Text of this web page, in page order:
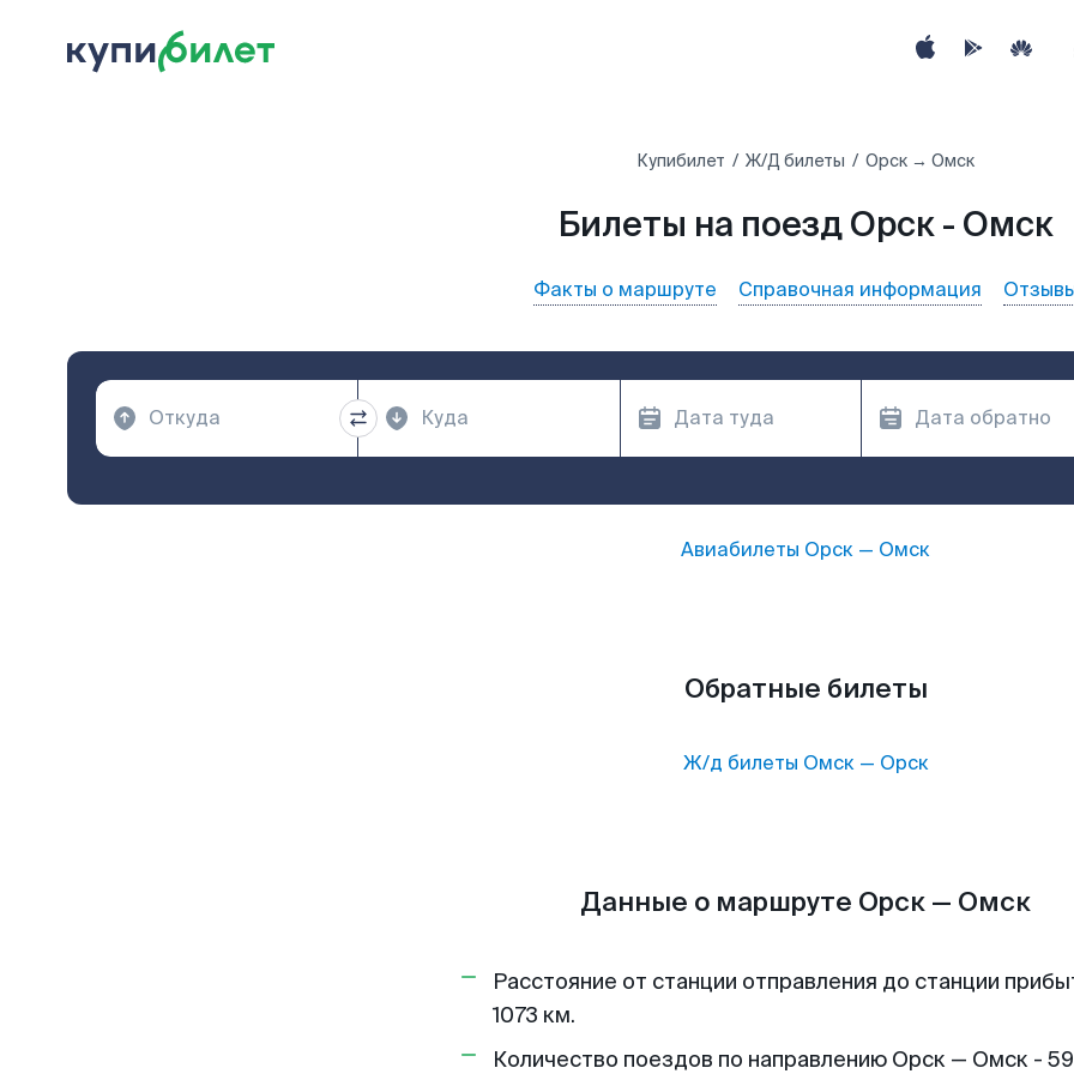
Купибилет Ж/Д билеты Орск → Омск
Билеты на поезд Орск - Омск
Факты о маршруте Справочная информация
Авиабилеты Орск — Омск
Обратные билеты
Ж/д билеты Омск— Орск
Данные о маршруте Орск — Омск
Расстояние от станции отправления до станции
1073 км.
Количество поездов по направлению Орск — Омск - 59